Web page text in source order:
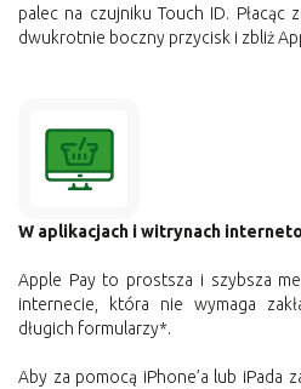
palec na czujniku Touch ID. Płacąc
dwukrotnie boczny przycisk i zbliż
W aplikacjach i witrynach
Apple Pay to prostsza i szybsza
internecie, która nie wymaga
długich formularzy*.
Aby za pomocą iPhone’a lub iPada